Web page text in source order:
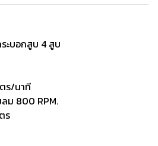
ะบอกสูบ 4 สูบ
ร/นาที
ม 800 RPM.
ร